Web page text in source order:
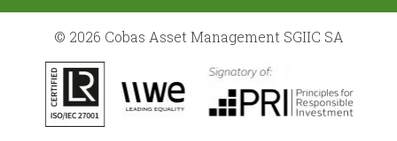
© 2026 Cobas Asset Management SGIIC SA